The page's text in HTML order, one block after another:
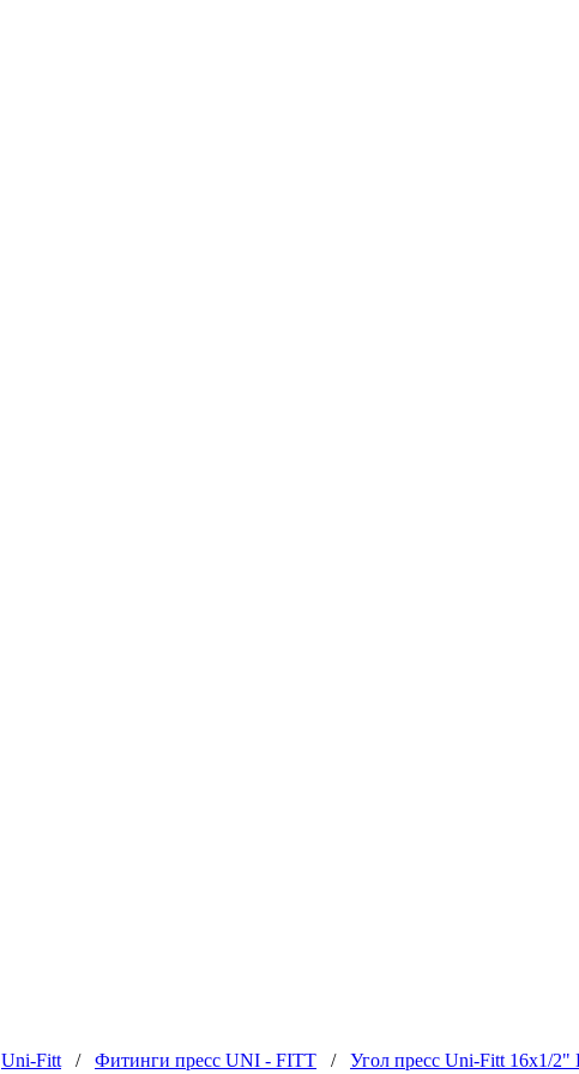
Uni-Fitt / Фитинги пресс UNI - FITT / Угол пресс Uni-Fitt 16x1/2"